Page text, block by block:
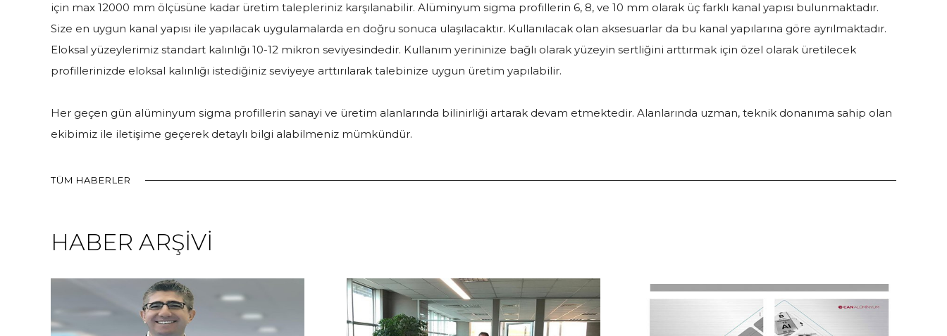
için max 12000 mm ölçüsüne kadar üretim talepleriniz karşılanabilir. Alüminyum sigma profillerin 6, 8, ve 10 mm olarak üç farklı kanal yapısı bulunmaktadır.
Size en uygun kanal yapısı ile yapılacak uygulamalarda en doğru sonuca ulaşılacaktır. Kullanılacak olan aksesuarlar da bu kanal yapılarına göre ayrılmaktadır.
Eloksal yüzeylerimiz standart kalınlığı 10-12 mikron seviyesindedir. Kullanım yerininize bağlı olarak yüzeyin sertliğini arttırmak için özel olarak üretilecek
profillerinizde eloksal kalınlığı istediğiniz seviyeye arttırılarak talebinize uygun üretim yapılabilir.
Her geçen gün alüminyum sigma profillerin sanayi ve üretim alanlarında bilinirliği artarak devam etmektedir. Alanlarında uzman, teknik donanıma sahip olan
ekibimiz ile iletişime geçerek detaylı bilgi alabilmeniz mümkündür.
TÜM HABERLER
HABER ARŞİVİ